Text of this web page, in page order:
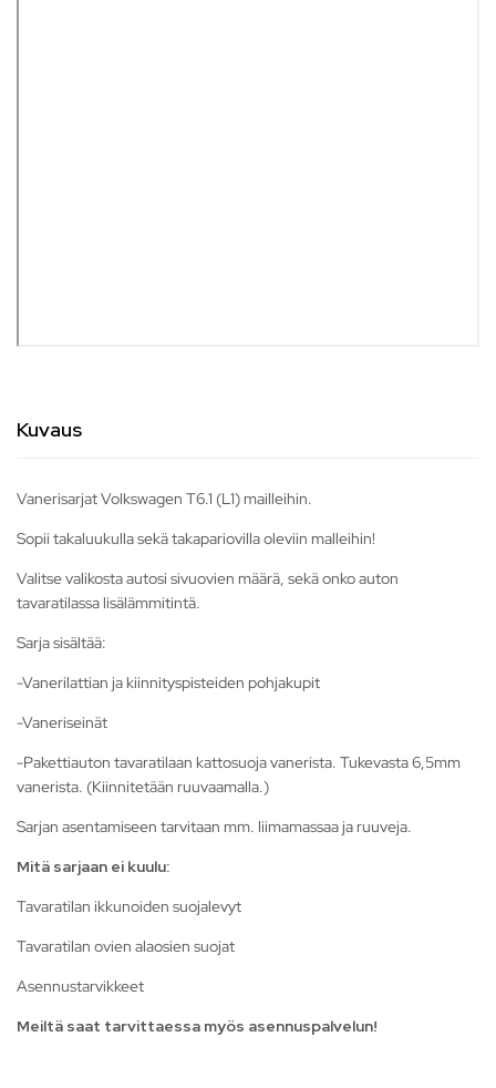
Kuvaus
Vanerisarjat Volkswagen T6.1 (L1) mailleihin.
Sopii takaluukulla sekä takapariovilla oleviin malleihin!
Valitse valikosta autosi sivuovien määrä, sekä onko auton
tavaratilassa lisälämmitintä.
Sarja sisältää:
-Vanerilattian ja kiinnityspisteiden pohjakupit
-Vaneriseinät
-Pakettiauton tavaratilaan kattosuoja vanerista. Tukevasta 6,5mm
vanerista. (Kiinnitetään ruuvaamalla.)
Sarjan asentamiseen tarvitaan mm. liimamassaa ja ruuveja.
Mitä sarjaan ei kuulu:
Tavaratilan ikkunoiden suojalevyt
Tavaratilan ovien alaosien suojat
Asennustarvikkeet
Meiltä saat tarvittaessa myös asennuspalvelun!